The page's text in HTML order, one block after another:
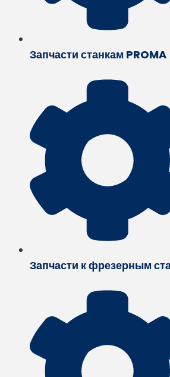
Запчасти станкам PROMA
Запчасти к фрезерным